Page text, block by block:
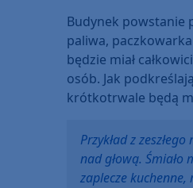
Budynek powstanie
paliwa,
będzie miał
osób. Jak
krótkotrwale będą
Przykład z
nad głową. Śmiało
zaplecze